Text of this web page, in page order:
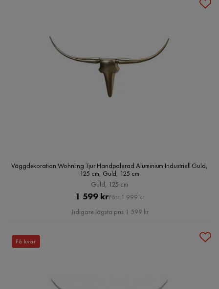
Väggdekoration Wohnling Tjur Handpolerad Aluminium Industriell Guld,
125 cm, Guld, 125 cm
Guld, 125 cm
Pris
1 599 krOriginal
Pris
Förr 1 999 kr
Tidigare lägsta pris 1 599 kr
Få kvar